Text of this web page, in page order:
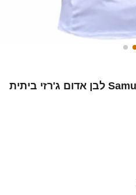
ילדים Samuel Dos Santos #11 לבן אדום ג'רזי ביתית